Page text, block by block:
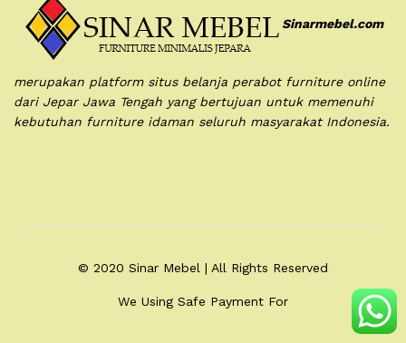
Sinarmebel.com
merupakan platform situs belanja perabot furniture online
dari Jepar Jawa Tengah yang bertujuan untuk memenuhi
kebutuhan furniture idaman seluruh masyarakat Indonesia.
© 2020 Sinar Mebel | All Rights Reserved
We Using Safe Payment For